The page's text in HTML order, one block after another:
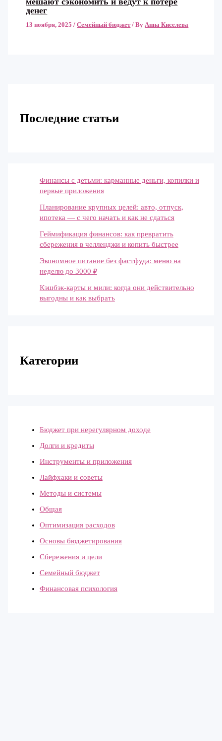
денег
13 ноября, 2025/Семейный бюджет/ ByАнна Киселева
Последние статьи
Финансы с детьми: карманные деньги, копилки и
первые приложения
Планирование крупных целей: авто, отпуск,
ипотека — с чего начать и как не сдаться
Геймификация финансов: как превратить
сбережения в челленджи и копить быстрее
Экономное питание без фастфуда: меню на
неделю до 3000 ₽
Кэшбэк-карты и мили: когда они действительно
выгодны и как выбрать
Категории
Бюджет при нерегулярном доходе
Долги и кредиты
Инструменты и приложения
Лайфхаки и советы
Методы и системы
Общая
Оптимизация расходов
Основы бюджетирования
Сбережения и цели
Семейный бюджет
Финансовая психология